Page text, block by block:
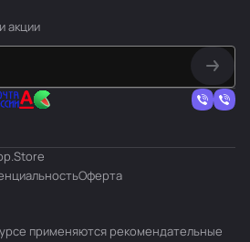
акции
Оферта
применяются рекомендательные